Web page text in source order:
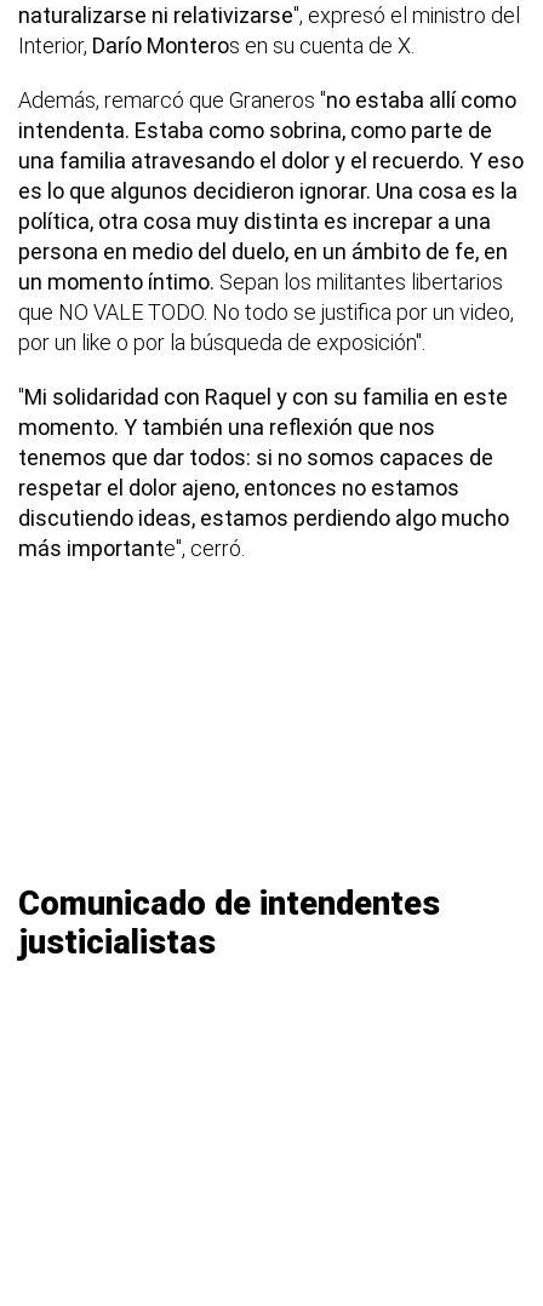
naturalizarse ni relativizarse", expresó el ministro del
Interior, Darío Monteros en su cuenta de X.
Además, remarcó que Graneros "no estaba allí como
intendenta. Estaba como sobrina, como parte de
una familia atravesando el dolor y el recuerdo. Y eso
es lo que algunos decidieron ignorar. Una cosa es la
política, otra cosa muy distinta es increpar a una
persona en medio del duelo, en un ámbito de fe, en
un momento íntimo. Sepan los militantes libertarios
que NO VALE TODO. No todo se justifica por un video,
por un like o por la búsqueda de exposición".
"Mi solidaridad con Raquel y con su familia en este
momento. Y también una reflexión que nos
tenemos que dar todos: si no somos capaces de
respetar el dolor ajeno, entonces no estamos
discutiendo ideas, estamos perdiendo algo mucho
más importante", cerró.
Comunicado de intendentes
justicialistas